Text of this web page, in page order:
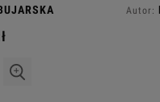
Autor: